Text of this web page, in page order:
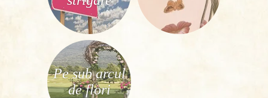
Pe sub arcul
de flori